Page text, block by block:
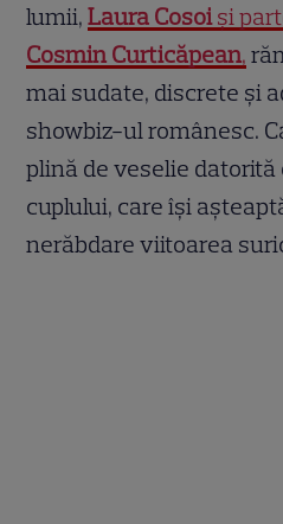
lumii,Laura Cosoiși
Cosmin Curticăpean,
mai sudate, discrete și
showbiz-ul românesc.
plină de veselie
cuplului, care își
nerăbdare viitoarea